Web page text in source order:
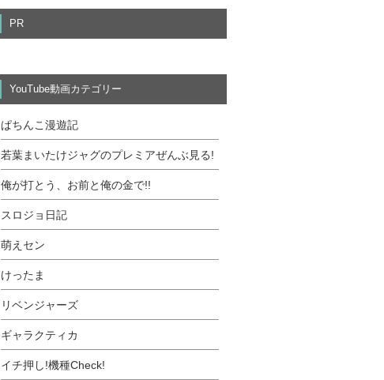
PR
YouTube動画カテゴリー
ぱちんこ漫遊記
若葉まいたけジャグのプレミアぜんぶ見る!
俺が打とう、お前と俺の金で!!
スロジョ日記
萌えセン
けったま
リベンジャーズ
ギャラクティカ
イチ押し!機種Check!